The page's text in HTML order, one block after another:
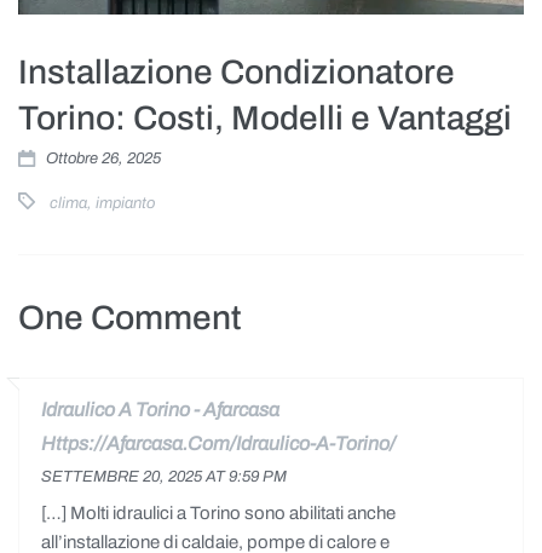
Installazione Condizionatore
Torino: Costi, Modelli e Vantaggi
Ottobre 26, 2025
clima, impianto
One Comment
Idraulico A Torino - Afarcasa
SETTEMBRE 20, 2025 AT 9:59 PM
[…] Molti idraulici a Torino sono abilitati anche
all’installazione di caldaie, pompe di calore e